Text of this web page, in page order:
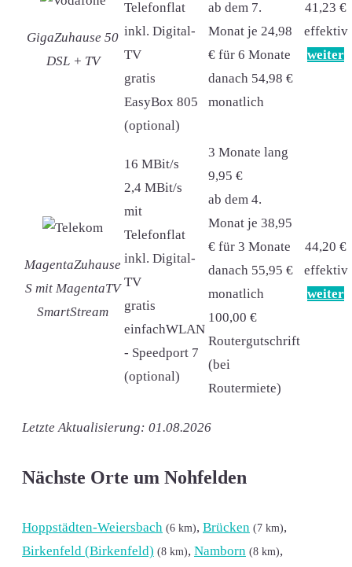
GigaZuhause 50
DSL + TV
Telefonflat
inkl. Digital-
TV
gratis
EasyBox 805
(optional)
ab dem 7.
Monat je 24,98
€ für 6 Monate
danach 54,98 €
monatlich
41,23 €
effektiv
weiter
MagentaZuhause
S mit MagentaTV
SmartStream
16 MBit/s
2,4 MBit/s
mit
Telefonflat
inkl. Digital-
TV
gratis
einfachWLAN
- Speedport 7
(optional)
3 Monate lang
9,95 €
ab dem 4.
Monat je 38,95
€ für 3 Monate
danach 55,95 €
monatlich
100,00 €
Routergutschrift
(bei
Routermiete)
44,20 €
effektiv
weiter
Letzte Aktualisierung: 01.08.2026
Nächste Orte um Nohfelden
Hoppstädten-Weiersbach (6 km), Brücken (7 km),
Birkenfeld (Birkenfeld) (8 km), Namborn (8 km),